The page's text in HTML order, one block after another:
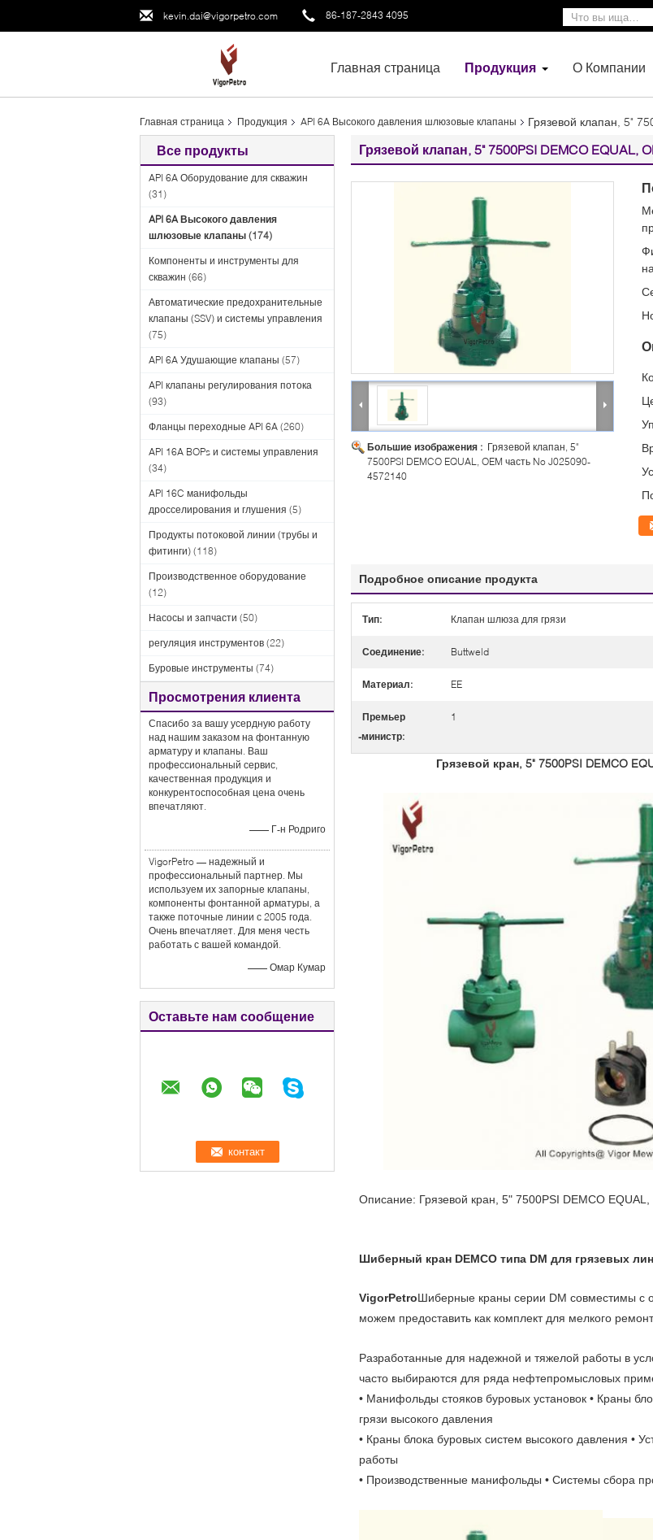
kevin.dai@vigorpetro.com 86-187-2843 4095
Главная страница Продукция О Компании
Главная страница Продукция API 6A Высокого давления шлюзовые клапаны Грязевой клапан, 5"
Все продукты
API 6A Оборудование для скважин
(31)
API 6A Высокого давления
шлюзовые клапаны (174)
Компоненты и инструменты для
скважин (66)
Автоматические предохранительные
клапаны (SSV) и системы управления
(75)
API 6A Удушающие клапаны (57)
API клапаны регулирования потока
(93)
Фланцы переходные API 6A (260)
API 16A BOPs и системы управления
(34)
API 16C манифольды
дросселирования и глушения (5)
Продукты потоковой линии (трубы и
фитинги) (118)
Производственное оборудование
(12)
Насосы и запчасти (50)
регуляция инструментов (22)
Буровые инструменты (74)
Просмотрения клиента
Спасибо за вашу усердную работу
над нашим заказом на фонтанную
арматуру и клапаны. Ваш
профессиональный сервис,
качественная продукция и
конкурентоспособная цена очень
впечатляют.
—— Г-н Родриго
VigorPetro — надежный и
профессиональный партнер. Мы
используем их запорные клапаны,
компоненты фонтанной арматуры, а
также поточные линии с 2005 года.
Очень впечатляет. Для меня честь
работать с вашей командой.
—— Омар Кумар
Оставьте нам сообщение
Грязевой клапан, 5" 7500PSI DEMCO EQUAL,
Большие изображения : Грязевой клапан, 5"
7500PSI DEMCO EQUAL, OEM часть No J025090-
4572140
Подробное описание продукта
Тип: Клапан шлюза для грязи
Соединение: Buttweld
Материал: EE
Премьер
-министр:
1
Грязевой кран, 5" 7500PSI DEMCO
Описание: Грязевой кран, 5" 7500PSI DEMCO
Шиберный кран DEMCO типа DM для грязевых
VigorPetroШиберные краны серии DM совместимы с
можем предоставить как комплект для мелкого
Разработанные для надежной и тяжелой работы в
часто выбираются для ряда нефтепромысловых
• Манифольды стояков буровых установок • Краны
грязи высокого давления
• Краны блока буровых систем высокого давления •
работы
• Производственные манифольды • Системы сбора